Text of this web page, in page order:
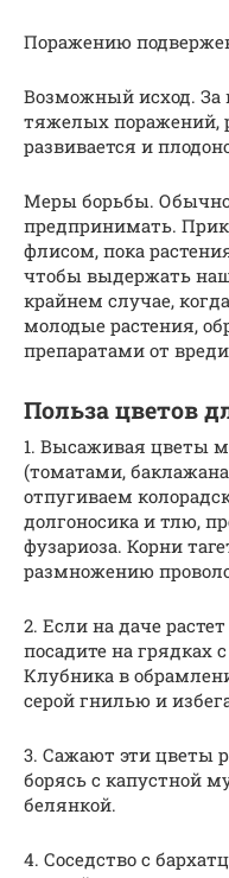
Поражению
Возможный исход.
тяжелых поражений,
развивается и
Меры борьбы.
предпринимать.
флисом, пока
чтобы выдержать
крайнем случае,
молодые растения,
препаратами от
Польза цветов
1. Высаживая цветы
(томатами,
отпугиваем
долгоносика и тлю,
фузариоза. Корни
размножению
2. Если на даче
посадите на грядках
Клубника в
серой гнилью и
3. Сажают эти цветы
борясь с капустной
белянкой.
4. Соседство с